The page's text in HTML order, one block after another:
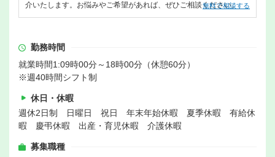
介いたします。お悩みやご希望があれば、ぜひご相談ください。
無料で相談する
勤務時間
就業時間1:09時00分～18時00分（休憩60分）
※週40時間シフト制
休日・休暇
週休2日制 日曜日 祝日 年末年始休暇 夏季休暇 有給休
暇 慶弔休暇 出産・育児休暇 介護休暇
募集職種